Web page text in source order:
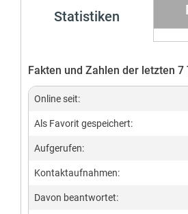
Statistiken
Fakten und Zahlen der letzten 7
Online seit:
Als Favorit gespeichert:
Aufgerufen:
Kontaktaufnahmen:
Davon beantwortet: